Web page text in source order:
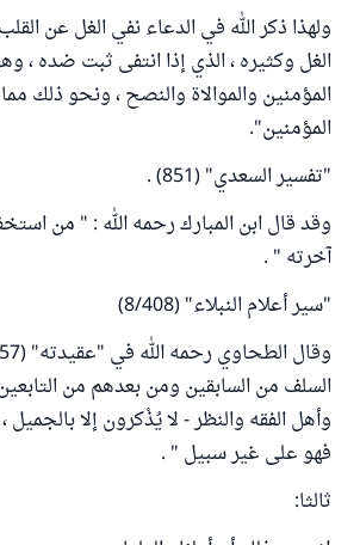
ولهذا ذكر الله في الدعاء نفي الغل عن
الغل وكثيره ، الذي إذا انتفى ثبت ضده ،
المؤمنين والموالاة والنصح ، ونحو ذلك
المؤمنين".
"تفسير السعدي" (851) .
وقد قال ابن المبارك رحمه الله : " من
آخرته " .
"سير أعلام النبلاء" (8/408)
السلف من السابقين ومن بعدهم من
وأهل الفقه والنظر - لا يُذْكرون إلا
فهو على غير سبيل " .
ثالثا: